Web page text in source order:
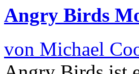
Angry Birds
von Michael